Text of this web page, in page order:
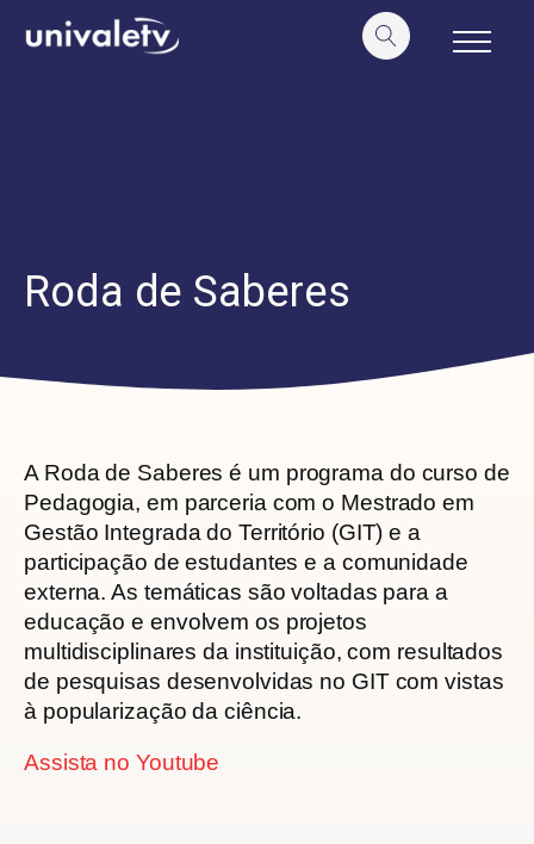
conteúdo
Roda de Saberes
A Roda de Saberes é um programa do curso de
Pedagogia, em parceria com o Mestrado em
Gestão Integrada do Território (GIT) e a
participação de estudantes e a comunidade
externa. As temáticas são voltadas para a
educação e envolvem os projetos
multidisciplinares da instituição, com resultados
de pesquisas desenvolvidas no GIT com vistas
à popularização da ciência.
Assista no Youtube